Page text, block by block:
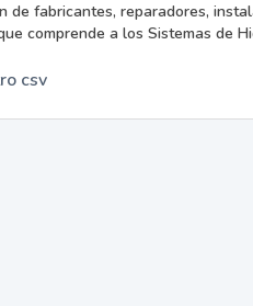
de fabricantes, reparadores,
comprende a los Sistemas de
csv